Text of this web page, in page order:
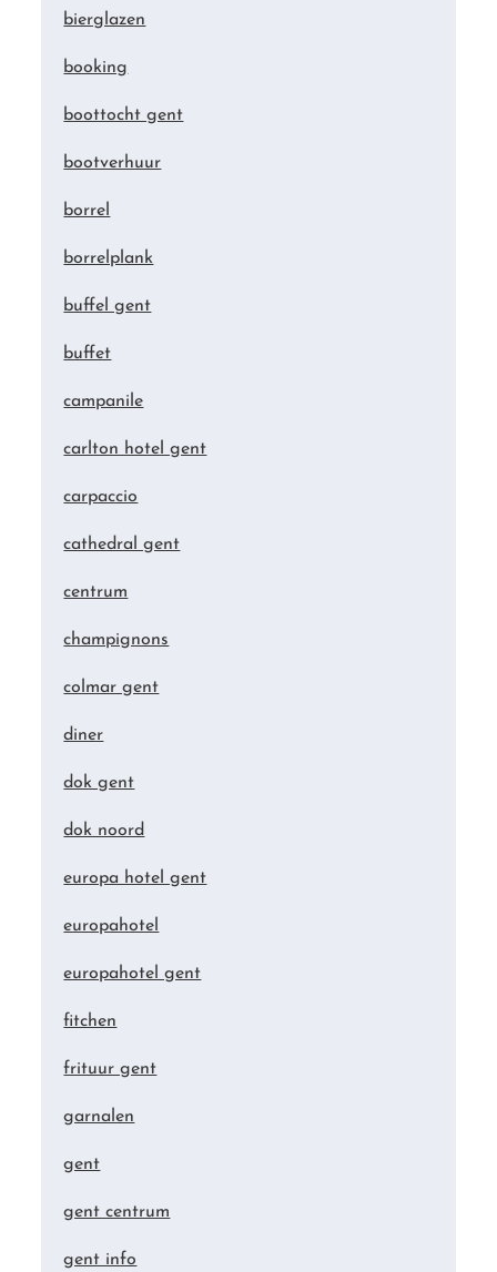
bierglazen
booking
boottocht gent
bootverhuur
borrel
borrelplank
buffel gent
buffet
campanile
carlton hotel gent
carpaccio
cathedral gent
centrum
champignons
colmar gent
diner
dok gent
dok noord
europa hotel gent
europahotel
europahotel gent
fitchen
frituur gent
garnalen
gent
gent centrum
gent info